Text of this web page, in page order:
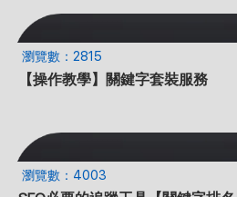
瀏覽數：2815
【操作教學】關鍵字套裝服務
瀏覽數：4003